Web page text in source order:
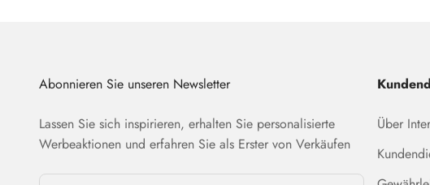
Abonnieren Sie unseren Newsletter
Lassen Sie sich inspirieren, erhalten Sie personalisierte
Werbeaktionen und erfahren Sie als Erster von Verkäufen
Über